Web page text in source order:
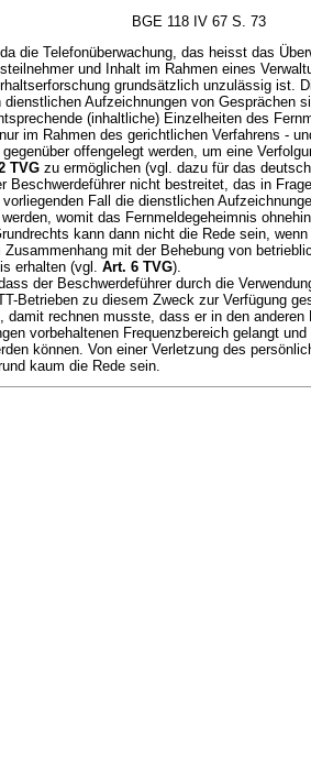
BGE 118 IV 67 S. 73
die Telefonüberwachung, das heisst das
und Inhalt im Rahmen eines
grundsätzlich unzulässig ist.
Aufzeichnungen von Gesprächen
(inhaltliche) Einzelheiten des
im Rahmen des gerichtlichen Verfahrens -
offengelegt werden, um eine
TVG zu ermöglichen (vgl. dazu für das
Beschwerdeführer nicht bestreitet, das in
vorliegenden Fall die dienstlichen
womit das Fernmeldegeheimnis
kann dann nicht die Rede sein,
Zusammenhang mit der Behebung von
erhalten (vgl. Art. 6 TVG).
der Beschwerdeführer durch die
Betrieben zu diesem Zweck zur Verfügung
damit rechnen musste, dass er in den anderen
vorbehaltenen Frequenzbereich gelangt
können. Von einer Verletzung des
kaum die Rede sein.